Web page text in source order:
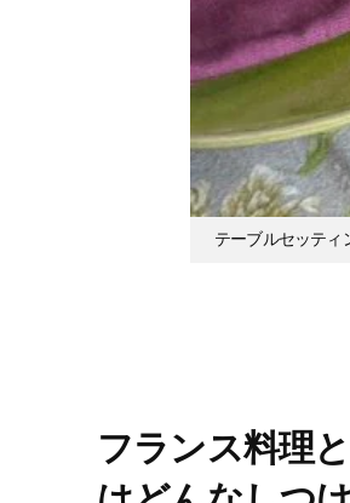
テーブルセッティ
フランス料理